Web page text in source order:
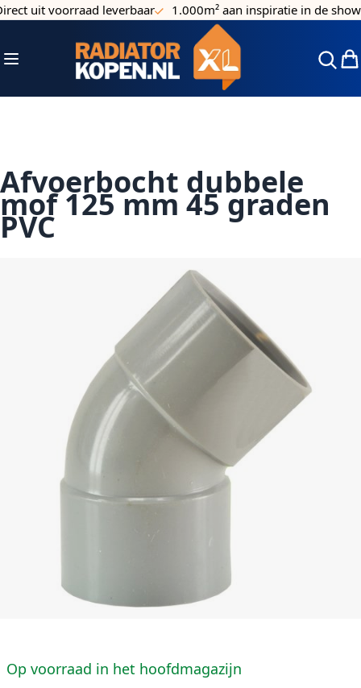
Ga naar de inhoud
uit voorraad leverbaar 1.000m² aan inspiratie in de
Toggle Nav
Afvoerbocht dubbele
mof 125 mm 45 graden
PVC
Op voorraad in het hoofdmagazijn